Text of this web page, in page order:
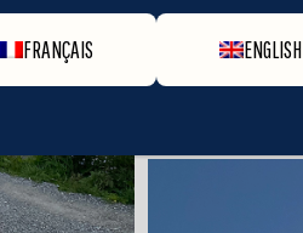
FRANÇAIS ENGLISH